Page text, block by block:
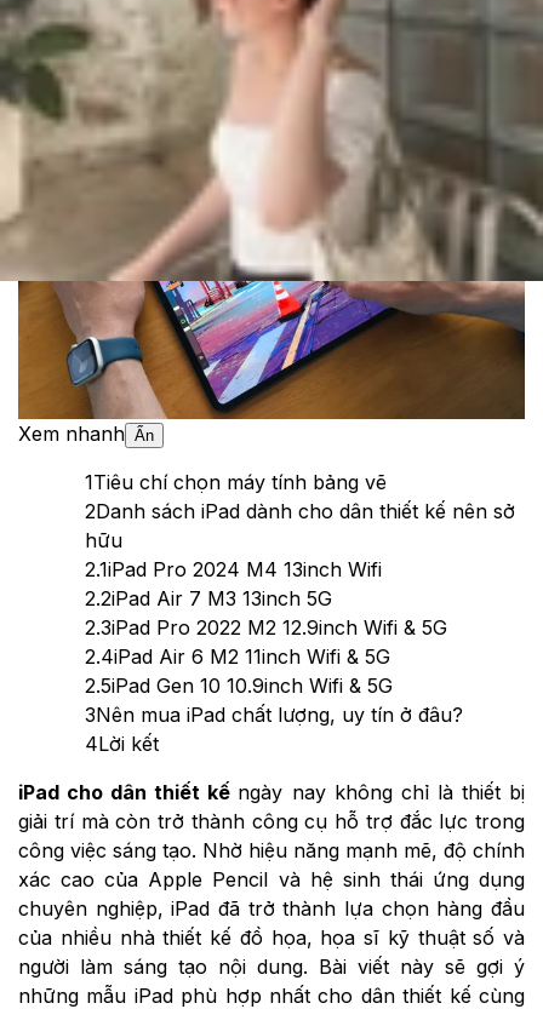
Triệu Vy
Ngày đăng: 23/10/2025
Cập nhật:
23/10/2025
Theo dõi XTMobile trên
Xem nhanh Ẩn
1Tiêu chí chọn máy tính bảng vẽ
2Danh sách iPad dành cho dân thiết kế nên sở
hữu
2.1iPad Pro 2024 M4 13inch Wifi
2.2iPad Air 7 M3 13inch 5G
2.3iPad Pro 2022 M2 12.9inch Wifi & 5G​
2.4iPad Air 6 M2 11inch Wifi & 5G
2.5iPad Gen 10 10.9inch Wifi & 5G
3Nên mua iPad chất lượng, uy tín ở đâu?
4Lời kết
iPad cho dân thiết kế ngày nay không chỉ là thiết bị
giải trí mà còn trở thành công cụ hỗ trợ đắc lực trong
công việc sáng tạo. Nhờ hiệu năng mạnh mẽ, độ chính
xác cao của Apple Pencil và hệ sinh thái ứng dụng
chuyên nghiệp, iPad đã trở thành lựa chọn hàng đầu
của nhiều nhà thiết kế đồ họa, họa sĩ kỹ thuật số và
người làm sáng tạo nội dung. Bài viết này sẽ gợi ý
những mẫu iPad phù hợp nhất cho dân thiết kế cùng